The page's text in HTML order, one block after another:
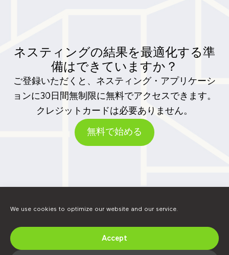
We use cookies to optimize our website and our service.
Accept
ネスティングの結果を最適化する準
備はできていますか？
ご登録いただくと、ネスティング・アプリケーシ
ョンに30日間無制限に無料でアクセスできます。
クレジットカードは必要ありません。
無料で始める
Find us on social media.